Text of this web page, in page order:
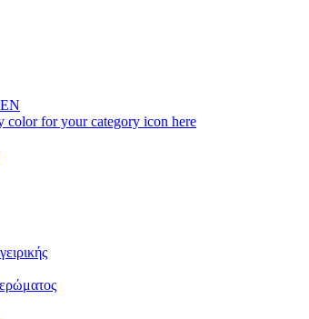
color for your category icon here